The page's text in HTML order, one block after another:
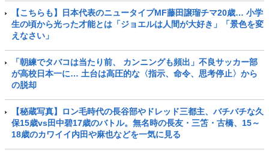
【こちらも】日本代表のニュータイプMF藤田譲瑠チマ20歳… 小学
生の頃から光った才能とは「ジョエルは人間が大好き」「景色を変
えなさい」
「朝練でタバコは当たり前、 カンニングも頻出」不良サッカー部
が高校日本一に… 土台は高圧的な〈指示、命令、思考停止〉から
の脱却
【秘蔵写真】ロン毛時代の長谷部やドレッド三都主、バチバチな久
保15歳vs田中碧17歳のバトル。無名時の長友・三笘・古橋、15～
18歳のカワイイ内田や麻也などを一気に見る